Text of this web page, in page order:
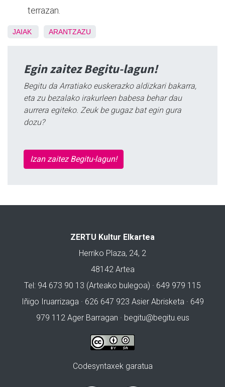
terrazan.
JAIAK ARANTZAZU
Egin zaitez Begitu-lagun!
Begitu da Arratiako euskerazko aldizkari bakarra,
eta zu bezalako irakurleen babesa behar dau
aurrera egiteko. Zeuk be gugaz bat egin gura
dozu?
Izan zaitez Begitu-lagun!
ZERTU Kultur Elkartea
Herriko Plaza, 24, 2
48142 Artea
Tel: 94 673 90 13 (Arteako bulegoa) · 649 979 115
Iñigo Iruarrizaga · 626 647 923 Asier Abrisketa · 649
979 112 Ager Barragan · begitu@begitu.eus
Codesyntaxek garatua